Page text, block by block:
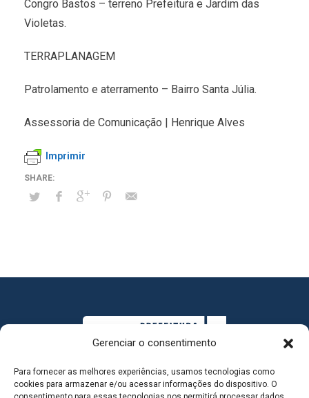
Gerenciar o consentimento
Para fornecer as melhores experiências, usamos tecnologias como
cookies para armazenar e/ou acessar informações do dispositivo. O
Congro Bastos – terreno Prefeitura e Jardim das
Violetas.
TERRAPLANAGEM
Patrolamento e aterramento – Bairro Santa Júlia.
Assessoria de Comunicação | Henrique Alves
Imprimir